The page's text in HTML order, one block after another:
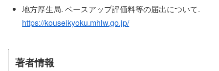
地方厚生局. ベースアップ評価料等の届出について.
https://kouseikyoku.mhlw.go.jp/
著者情報